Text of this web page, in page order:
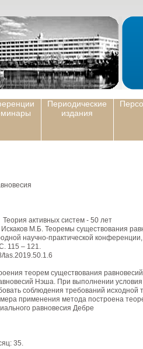
Периодические
издания
Теория активных систем - 50 лет
Искаков М.Б. Теоремы существования
научно-практической
115 – 121.
tas.2019.50.1.6
теорем существования
Нэша. При выполнении условия
соблюдения требований исходной
применения метода построена
равновесия Дебре
35.